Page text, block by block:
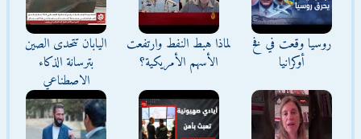
روسيا وقعت في فخ
أوكرانيا
لماذا هبط النفط وارتفعت
الأسهم الأمريكية؟
اليابان تتحدى الصين
بترسانة الذكاء
الاصطناعي